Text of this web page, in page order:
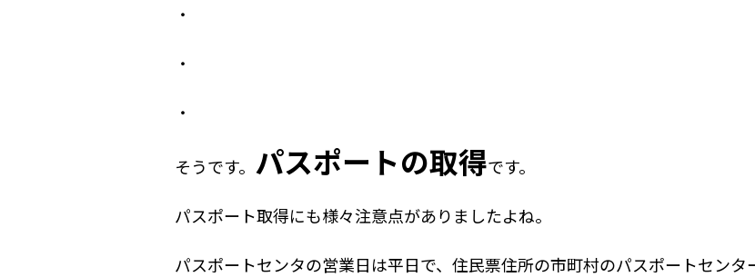
・
・
・
そうです。 パスポートの取得です。
パスポート取得にも様々注意点がありましたよね。
パスポートセンタの営業日は平日で、住民票住所の市町村のパスポートセンタ